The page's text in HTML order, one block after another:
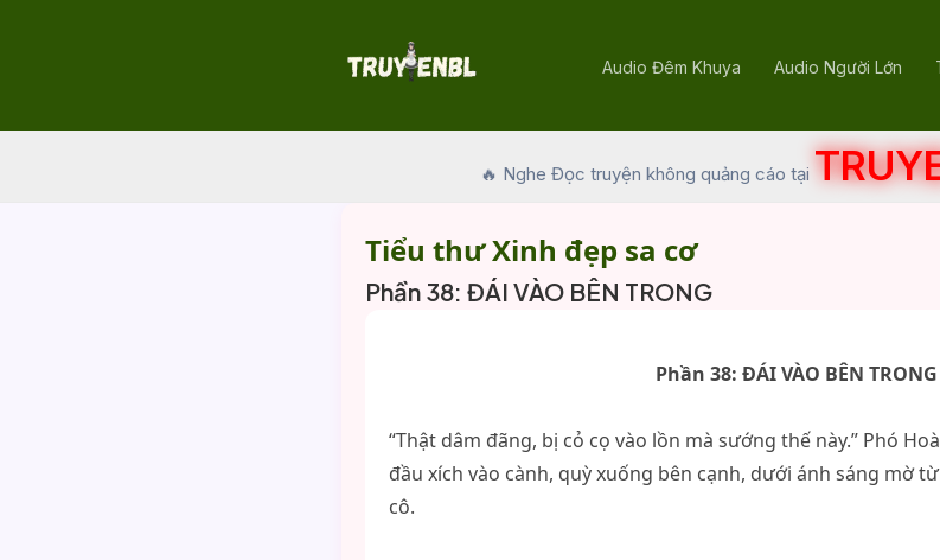
Audio Đêm Khuya Audio Người Lớn
🔥 Nghe Đọc truyện không quảng cáo tại
Tiểu thư Xinh đẹp sa cơ
Phần 38: ĐÁI VÀO BÊN TRONG
Phần 38: ĐÁI VÀO BÊN TRONG
“Thật dâm đãng, bị cỏ cọ vào lồn mà sướng thế này.” Phó
đầu xích vào cành, quỳ xuống bên cạnh, dưới ánh sáng mờ
cô.